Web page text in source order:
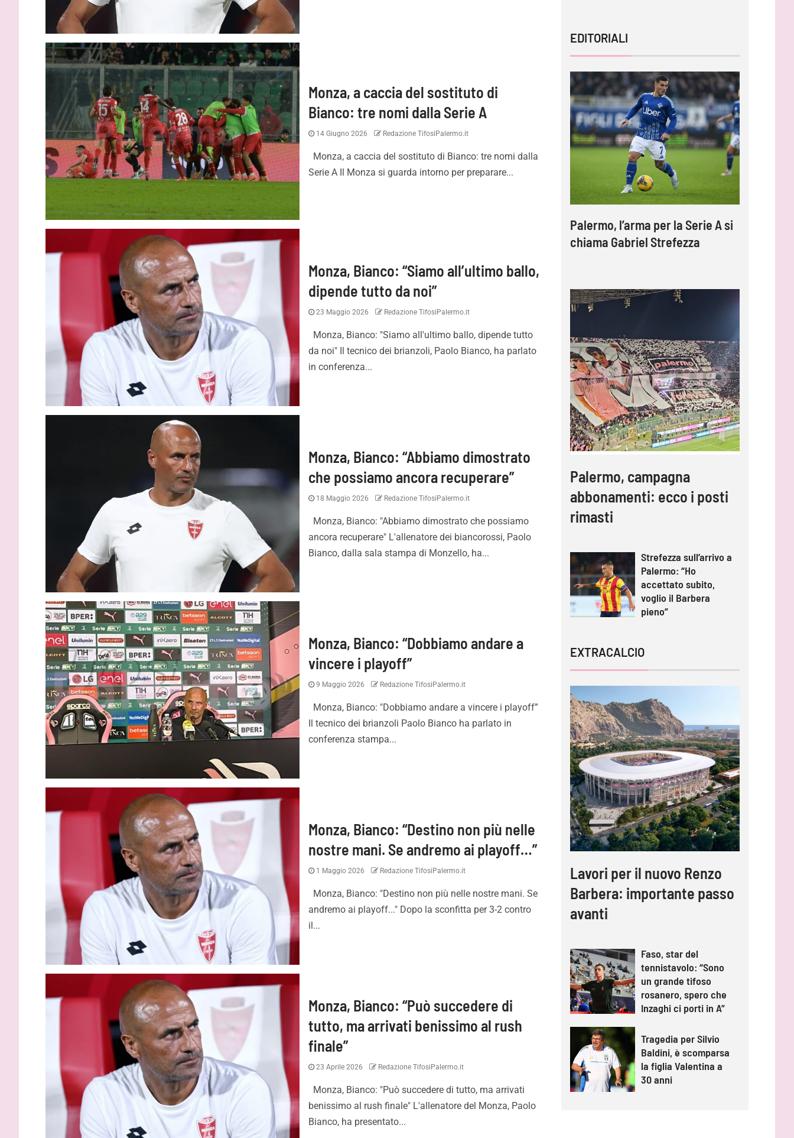
Monza, a caccia del sostituto di
Bianco: tre nomi dalla Serie A
14 Giugno 2026 Redazione TifosiPalermo.it
Monza, a caccia del sostituto di Bianco: tre nomi dalla
Serie A Il Monza si guarda intorno per preparare...
Monza, Bianco: “Siamo all’ultimo ballo,
dipende tutto da noi”
23 Maggio 2026 Redazione TifosiPalermo.it
Monza, Bianco: "Siamo all'ultimo ballo, dipende tutto
da noi" Il tecnico dei brianzoli, Paolo Bianco, ha parlato
in conferenza...
Monza, Bianco: “Abbiamo dimostrato
che possiamo ancora recuperare”
18 Maggio 2026 Redazione TifosiPalermo.it
Monza, Bianco: "Abbiamo dimostrato che possiamo
ancora recuperare" L'allenatore dei biancorossi, Paolo
Bianco, dalla sala stampa di Monzello, ha...
Monza, Bianco: “Dobbiamo andare a
vincere i playoff”
9 Maggio 2026 Redazione TifosiPalermo.it
Monza, Bianco: "Dobbiamo andare a vincere i playoff”
Il tecnico dei brianzoli Paolo Bianco ha parlato in
conferenza stampa...
Monza, Bianco: “Destino non più nelle
nostre mani. Se andremo ai playoff…”
1 Maggio 2026 Redazione TifosiPalermo.it
Monza, Bianco: "Destino non più nelle nostre mani. Se
andremo ai playoff..." Dopo la sconfitta per 3-2 contro
il...
Monza, Bianco: “Può succedere di
tutto, ma arrivati benissimo al rush
finale”
23 Aprile 2026 Redazione TifosiPalermo.it
Monza, Bianco: "Può succedere di tutto, ma arrivati
benissimo al rush finale" L'allenatore del Monza, Paolo
Bianco, ha presentato...
EDITORIALI
Palermo, l’arma per la Serie A si
chiama Gabriel Strefezza
Palermo, campagna
abbonamenti: ecco i posti
rimasti
Strefezza sull’arrivo a
Palermo: “Ho
accettato subito,
voglio il Barbera
pieno”
EXTRACALCIO
Lavori per il nuovo Renzo
Barbera: importante passo
avanti
Faso, star del
tennistavolo: “Sono
un grande tifoso
rosanero, spero che
Inzaghi ci porti in A”
Tragedia per Silvio
Baldini, è scomparsa
la figlia Valentina a
30 anni